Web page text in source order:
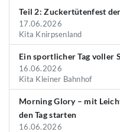
Teil 2: Zuckertütenfest
17.06.2026
Kita Knirpsenland
Ein sportlicher Tag voller
16.06.2026
Kita Kleiner Bahnhof
Morning Glory – mit
den Tag starten
16.06.2026